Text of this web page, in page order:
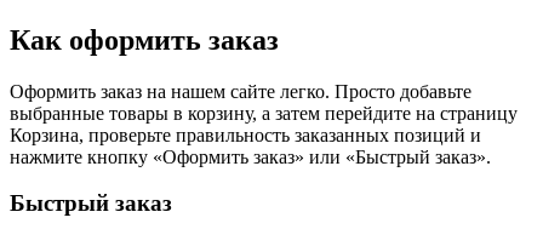
Как оформить заказ
Оформить заказ на нашем сайте легко. Просто добавьте
выбранные товары в корзину, а затем перейдите на страницу
Корзина, проверьте правильность заказанных позиций и
нажмите кнопку «Оформить заказ» или «Быстрый заказ».
Быстрый заказ